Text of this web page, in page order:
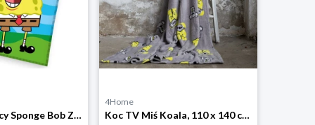
Kocyk dziecięcy Sponge Bob Zabawa w morzu, 130 x 170 cm 4-Home
4Home
Koc TV Miś Koala, 110 x 140 cm 4-Home